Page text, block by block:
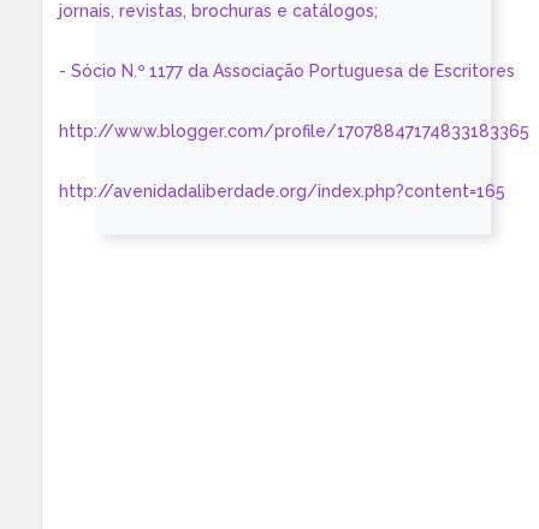
jornais, revistas, brochuras e catálogos;
- Sócio N.º 1177 da Associação Portuguesa de Escritores
http://www.blogger.com/profile/17078847174833183365
http://avenidadaliberdade.org/index.php?content=165